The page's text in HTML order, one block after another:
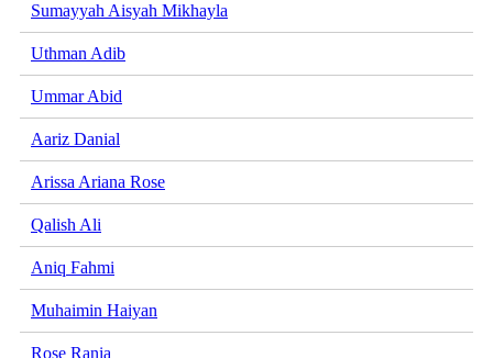
Sumayyah Aisyah Mikhayla
Uthman Adib
Ummar Abid
Aariz Danial
Arissa Ariana Rose
Qalish Ali
Aniq Fahmi
Muhaimin Haiyan
Rose Rania